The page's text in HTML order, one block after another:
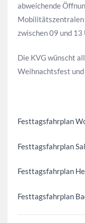
abweichende
Mobilitätszentralen
zwischen 09 und 13
Die KVG wünscht
Weihnachtsfest
Festtagsfahrplan
Festtagsfahrplan
Festtagsfahrplan
Festtagsfahrplan